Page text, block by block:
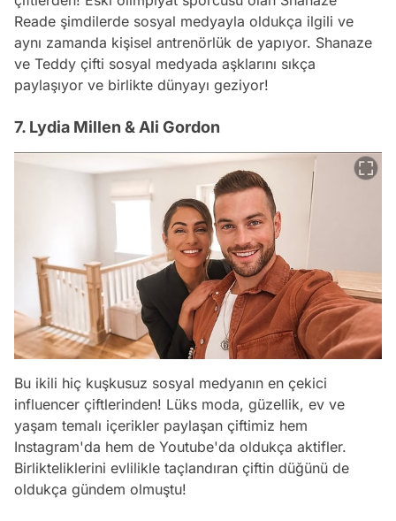
Reade şimdilerde sosyal medyayla oldukça ilgili ve
aynı zamanda kişisel antrenörlük de yapıyor. Shanaze
ve Teddy çifti sosyal medyada aşklarını sıkça
paylaşıyor ve birlikte dünyayı geziyor!
7. Lydia Millen & Ali Gordon
Bu ikili hiç kuşkusuz sosyal medyanın en çekici
influencer çiftlerinden! Lüks moda, güzellik, ev ve
yaşam temalı içerikler paylaşan çiftimiz hem
Instagram'da hem de Youtube'da oldukça aktifler.
Birlikteliklerini evlilikle taçlandıran çiftin düğünü de
oldukça gündem olmuştu!